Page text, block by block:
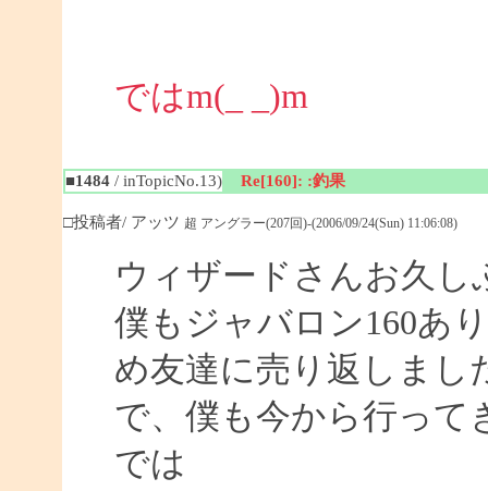
ではm(_ _)m
■1484/ inTopicNo.13) Re[160]: :釣果
□投稿者/ アッツ 超 アングラー(207回)-(2006/09/24(Sun) 11:06:08)
ウィザードさんお久し
僕もジャバロン160あ
め友達に売り返しまし
で、僕も今から行って
では